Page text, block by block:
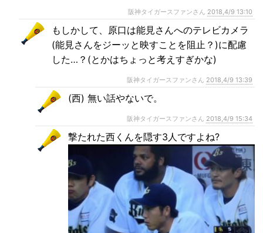
阪神タイガースファンさん 2018,4/9 13:10
もしかして、原口は能見さんへのテレビカメラ
(能見さんをジーッと映すことを阻止？)に配慮
した…？(とかはちょっと考えすぎかな)
阪神タイガースファンさん 2018,4/9 13:39
(西) 無い話やないで。
阪神タイガースファンさん 2018,4/9 15:34
撃たれた西くんを隠す3人ですよね?